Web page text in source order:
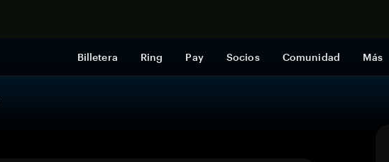
Billetera Ring Pay Socios Comunidad Más